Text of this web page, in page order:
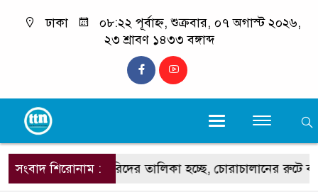
ঢাকা
০৮:২২ পূর্বাহ্ন, শুক্রবার, ০৭ অগাস্ট ২০২৬,
২৩ শ্রাবণ ১৪৩৩ বঙ্গাব্দ
সংবাদ শিরোনাম :
মাদক কারবারিদের তালিকা হচ্ছে, চোরাচালানের রুটে বসছে ক্যাম্প’